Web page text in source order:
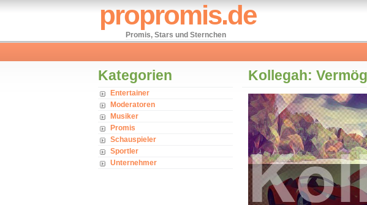
propromis.de
Promis, Stars und Sternchen
Kategorien
Entertainer
Moderatoren
Musiker
Promis
Schauspieler
Sportler
Unternehmer
Kollegah: